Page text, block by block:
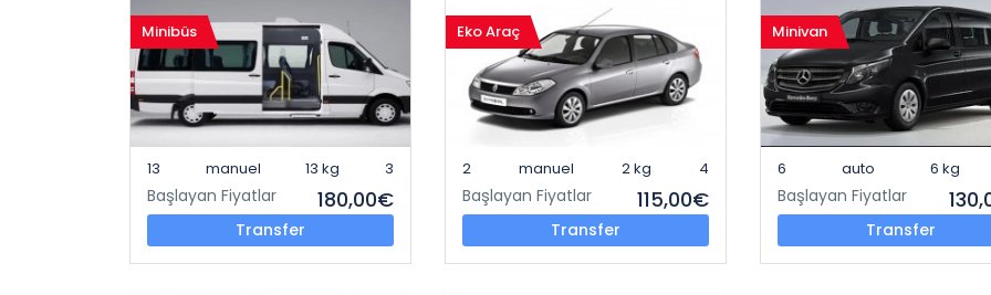
Minibüs
13 manuel 13 kg 3
Başlayan Fiyatlar 180,00€
Transfer
Eko Araç
2 manuel 2 kg 4
Başlayan Fiyatlar 115,00€
Transfer
Minivan
6 auto 6 kg
Başlayan Fiyatlar
Transfer